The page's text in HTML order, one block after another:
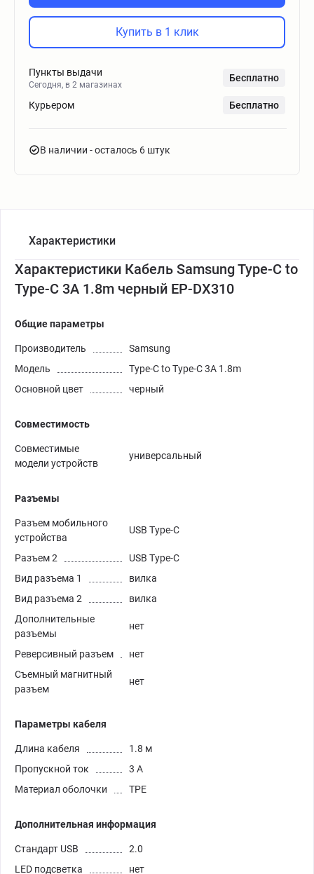
Купить в 1 клик
Пункты выдачи
Сегодня, в 2 магазинах
Бесплатно
Курьером Бесплатно
В наличии - осталось 6 штук
Характеристики
Характеристики Кабель Samsung Type-C to
Type-C 3A 1.8m черный EP-DX310
Общие параметры
Производитель
Samsung
Модель
Type-C to Type-C 3A 1.8m
Основной цвет
черный
Совместимость
Совместимые
модели устройств
универсальный
Разъемы
Разъем мобильного
устройства
USB Type-C
Разъем 2
USB Type-C
Вид разъема 1
вилка
Вид разъема 2
вилка
Дополнительные
разъемы
нет
Реверсивный разъем
нет
Съемный магнитный
разъем
нет
Параметры кабеля
Длина кабеля
1.8 м
Пропускной ток
3 А
Материал оболочки
TPE
Дополнительная информация
Стандарт USB
2.0
LED подсветка
нет